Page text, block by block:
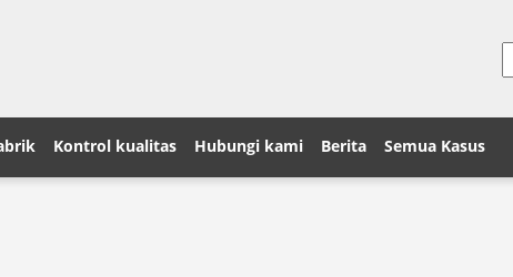
Kontrol kualitas Hubungi kami Berita Semua Kasus